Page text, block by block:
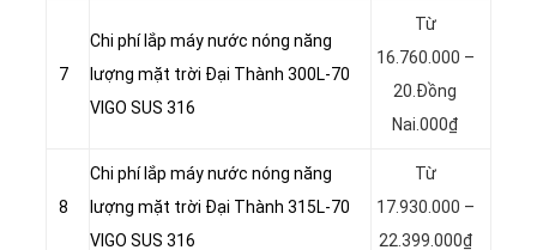
7
Chi phí lắp máy nước nóng năng
lượng mặt trời Đại Thành 300L-70
VIGO SUS 316
Từ
16.760.000 –
20.Đồng
Nai.000₫
8
Chi phí lắp máy nước nóng năng
lượng mặt trời Đại Thành 315L-70
VIGO SUS 316
Từ
17.930.000 –
22.399.000₫